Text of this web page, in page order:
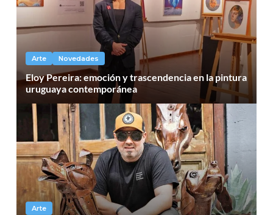
Arte Novedades
Eloy Pereira: emoción y trascendencia en la pintura
uruguaya contemporánea
Arte